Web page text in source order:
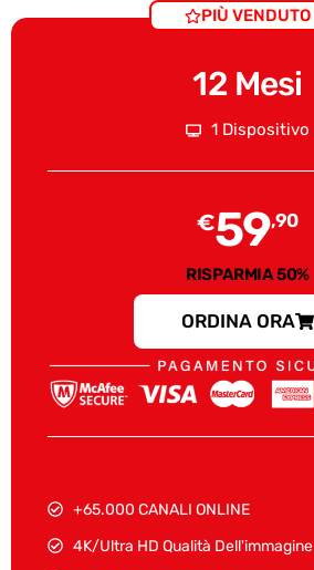
PIÙ VENDUTO
12 Mesi
1 Dispositivo
€59,90
RISPARMIA 50%
ORDINA ORA
+65.000 CANALI ONLINE
4K/Ultra HD Qualità Dell'immagine